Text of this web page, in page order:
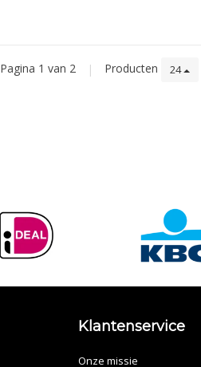
Pagina 1 van 2 | Producten 24
Klantenservice
Onze missie